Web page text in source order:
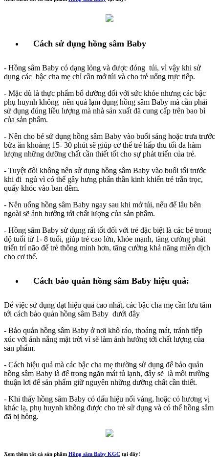
Cách sử dụng hồng sâm Baby
- Hồng sâm Baby có dạng lỏng và được đóng túi, vì vậy khi sử
dụng các bậc cha mẹ chỉ cần mở túi và cho trẻ uống trực tiếp.
- Mặc dù là thực phẩm bổ dưỡng đối với sức khỏe nhưng các bậc
phụ huynh không nên quá lạm dụng hồng sâm Baby mà cần phải
sử dụng đúng liều lượng mà nhà sản xuất đã cung cấp trên bao bì
của sản phẩm.
- Nên cho bé sử dụng hồng sâm Baby vào buổi sáng hoặc trưa trước
bữa ăn khoảng 15- 30 phút sẽ giúp cơ thể trẻ hấp thu tối đa hàm
lượng những dưỡng chất cần thiết tốt cho sự phát triển của trẻ.
- Tuyệt đối không nên sử dụng hồng sâm Baby vào buổi tối trước
khi đi ngủ vì có thể gây hưng phấn thần kinh khiến trẻ trằn trọc,
quấy khóc vào ban đêm.
- Nên uống hồng sâm Baby ngay sau khi mở túi, nếu để lâu bên
ngoài sẽ ảnh hưởng tới chất lượng của sản phẩm.
- Hồng sâm Baby sử dụng rất tốt đối với trẻ đặc biệt là các bé trong
độ tuổi từ 1- 8 tuổi, giúp trẻ cao lớn, khỏe mạnh, tăng cường phát
triển trí não để trẻ thông minh hơn, tăng cường khả năng miễn dịch
cho cơ thể.
Cách bảo quản hồng sâm Baby hiệu quả:
Để việc sử dụng đạt hiệu quả cao nhất, các bậc cha mẹ cần lưu tâm
tới cách bảo quản hồng sâm Baby dưới đây
- Bảo quản hồng sâm Baby ở nơi khô ráo, thoáng mát, tránh tiếp
xúc với ánh nắng mặt trời vì sẽ làm ảnh hưởng tới chất lượng của
sản phẩm.
- Cách hiệu quả mà các bậc cha mẹ thường sử dụng để bảo quản
hồng sâm Baby là để trong ngăn mát tủ lạnh, đây sẽ là môi trường
thuận lơi để sản phẩm giữ nguyên những dưỡng chất cần thiết.
- Khi thấy hồng sâm Baby có dấu hiệu nổi váng, hoặc có hương vị
khác lạ, phụ huynh không được cho trẻ sử dụng và có thể hồng sâm
đã bị hỏng.
Xem thêm tất cả sản phẩm Hồng sâm Baby KGC tại đây!